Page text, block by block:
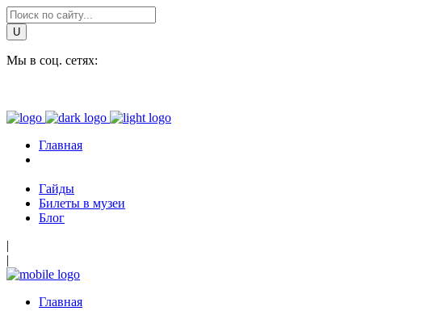
Мы в соц. сетях:
Главная
Гайды
Билеты в музеи
Блог
|
|
Главная